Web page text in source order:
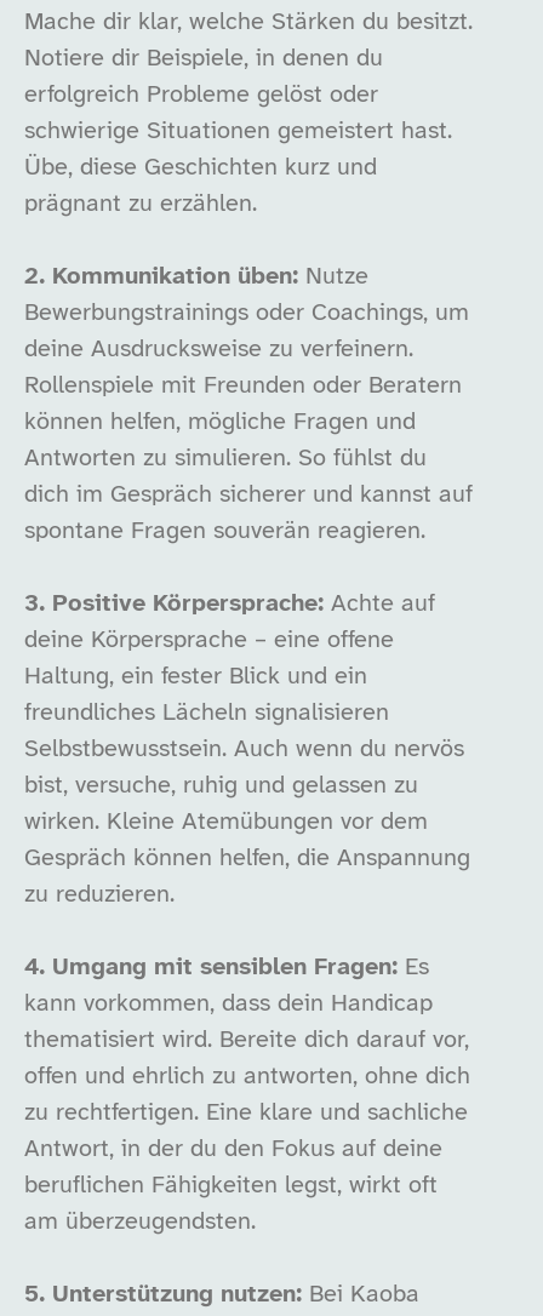
Mache dir klar, welche Stärken du besitzt.
Notiere dir Beispiele, in denen du
erfolgreich Probleme gelöst oder
schwierige Situationen gemeistert hast.
Übe, diese Geschichten kurz und
prägnant zu erzählen.
2. Kommunikation üben: Nutze
Bewerbungstrainings oder Coachings, um
deine Ausdrucksweise zu verfeinern.
Rollenspiele mit Freunden oder Beratern
können helfen, mögliche Fragen und
Antworten zu simulieren. So fühlst du
dich im Gespräch sicherer und kannst auf
spontane Fragen souverän reagieren.
3. Positive Körpersprache: Achte auf
deine Körpersprache – eine offene
Haltung, ein fester Blick und ein
freundliches Lächeln signalisieren
Selbstbewusstsein. Auch wenn du nervös
bist, versuche, ruhig und gelassen zu
wirken. Kleine Atemübungen vor dem
Gespräch können helfen, die Anspannung
zu reduzieren.
4. Umgang mit sensiblen Fragen: Es
kann vorkommen, dass dein Handicap
thematisiert wird. Bereite dich darauf vor,
offen und ehrlich zu antworten, ohne dich
zu rechtfertigen. Eine klare und sachliche
Antwort, in der du den Fokus auf deine
beruflichen Fähigkeiten legst, wirkt oft
am überzeugendsten.
5. Unterstützung nutzen: Bei Kaoba